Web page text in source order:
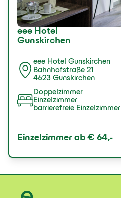
eee Hotel
Gunskirchen
eee Hotel Gunskirchen
Bahnhofstraße 21
4623 Gunskirchen
Doppelzimmer
Einzelzimmer
barrierefreie Einzelzimmer
Einzelzimmer ab € 64,-